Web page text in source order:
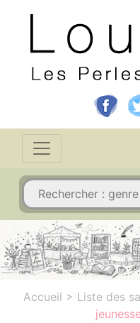
Accueil > Liste des